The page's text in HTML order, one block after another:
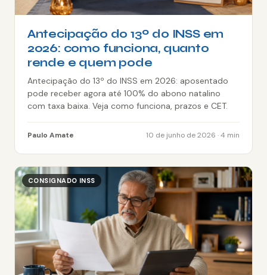
Antecipação do 13º do INSS em
2026: como funciona, quanto
rende e quem pode
Antecipação do 13º do INSS em 2026: aposentado
pode receber agora até 100% do abono natalino
com taxa baixa. Veja como funciona, prazos e CET.
Paulo Amate 10 de junho de 2026 · 4 min
CONSIGNADO INSS